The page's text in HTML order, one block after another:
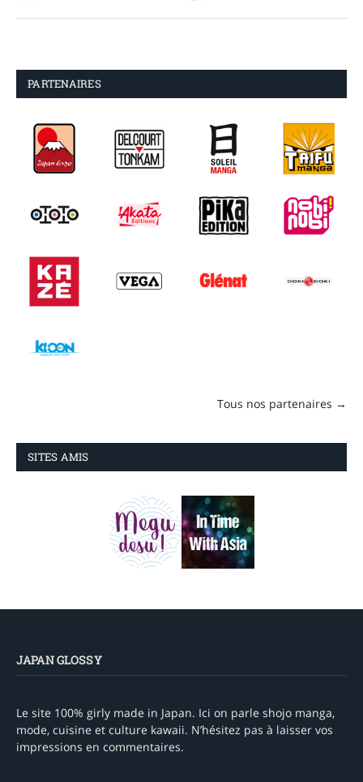
PARTENAIRES
Tous nos partenaires →
SITES AMIS
JAPAN GLOSSY
Le site 100% girly made in Japan. Ici on parle shojo manga,
mode, cuisine et culture kawaii. N’hésitez pas à laisser vos
impressions en commentaires.